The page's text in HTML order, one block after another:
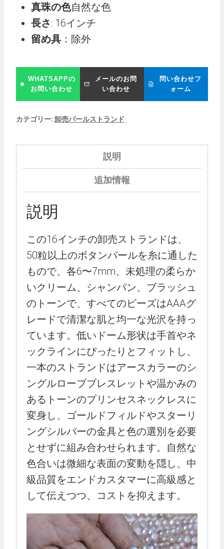
真珠の色自然な色
長さ: 16インチ
留め具 ：除外
WHATSAPPの
お問い合わせ
メールのお問
い合わせ
問い合わせフ
ォーム
カテゴリー: 卸売パールストランド
説明
追加情報
説明
この16インチの卸売ストランドは、
50粒以上のボタンパールを糸に通した
もので、各6〜7mm、未処理の柔らか
いクリーム、シャンパン、ブラッシュ
のトーンで、すべてのビーズはAAAグ
レードで清潔な肌と均一な光沢を持っ
ています。低いドーム形状は手首やネ
ックラインにぴったりとフィットし、
一本のストランドはアースカラーのシ
ングルローブブレスレットや温かみの
あるトーンのプリンセスネックレスに
変身し、ゴールドフィルドやスターリ
ングシルバーの金具と色の選別を必要
とせずに組み合わせられます。自然な
色合いは微細な表面の変動を隠し、中
級品質をエンドカスタマーに高級感と
して伝えつつ、コストを抑えます。